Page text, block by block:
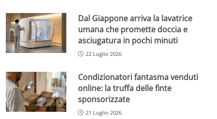
Dal Giappone arriva la lavatrice
umana che promette doccia e
asciugatura in pochi minuti
22 Luglio 2026
Condizionatori fantasma venduti
online: la truffa delle finte
sponsorizzate
21 Luglio 2026